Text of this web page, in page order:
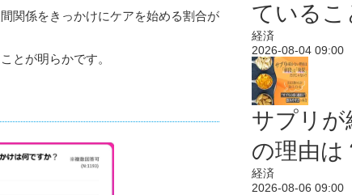
関係をきっかけにケアを始める割合が
とが明らかです。
ているこ
経済
2026-08-04 09:00
サプリが
の理由は
経済
2026-08-06 09:00